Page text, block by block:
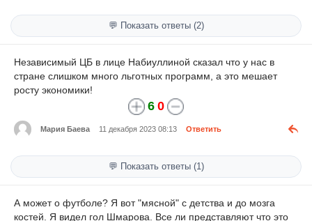
💬 Показать ответы (2)
Независимый ЦБ в лице Набиуллиной сказал что у нас в
стране слишком много льготных программ, а это мешает
росту экономики!
6 0
Мария Баева 11 декабря 2023 08:13 Ответить
💬 Показать ответы (1)
А может о футболе? Я вот "мясной" с детства и до мозга
костей. Я видел гол Шмарова. Все ли представляют что это